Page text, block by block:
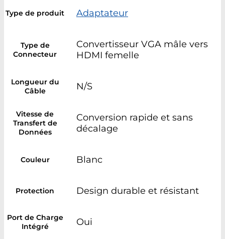
Type de produit Adaptateur
Type de
Connecteur
Convertisseur VGA mâle vers
HDMI femelle
Longueur du
Câble
N/S
Vitesse de
Transfert de
Données
Conversion rapide et sans
décalage
Couleur Blanc
Protection Design durable et résistant
Port de Charge
Intégré
Oui